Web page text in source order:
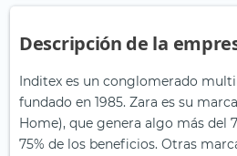
Descripción de la
Inditex es un conglomerado
fundado en 1985. Zara es su
Home), que genera algo más del
75% de los beneficios. Otras